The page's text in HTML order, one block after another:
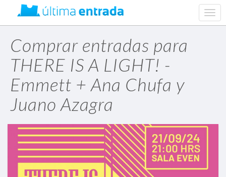
Comprar entradas para
THERE IS A LIGHT! -
Emmett + Ana Chufa y
Juano Azagra